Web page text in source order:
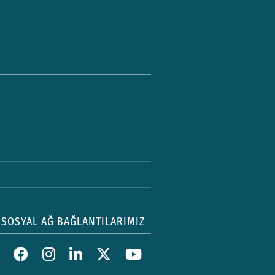
SOSYAL AĞ BAĞLANTILARIMIZ